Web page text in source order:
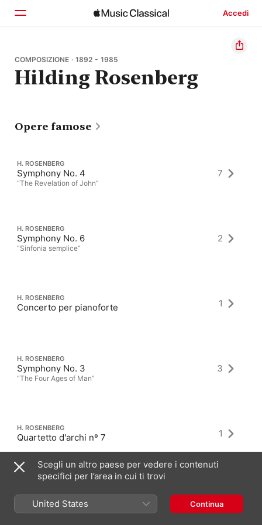
Accedi
Home
Scopri
COMPOSIZIONE · 1892 - 1985
Hilding Rosenberg
Opere famose
H. ROSENBERG
Symphony No. 4
“The Revelation of John”
7
H. ROSENBERG
Symphony No. 6
“Sinfonia semplice”
2
H. ROSENBERG
Concerto per pianoforte 1
H. ROSENBERG
Symphony No. 3
“The Four Ages of Man”
3
H. ROSENBERG
Quartetto d'archi nº 7 1
Scegli un altro paese per vedere i contenuti
specifici per l’area in cui ti trovi
United States Continua